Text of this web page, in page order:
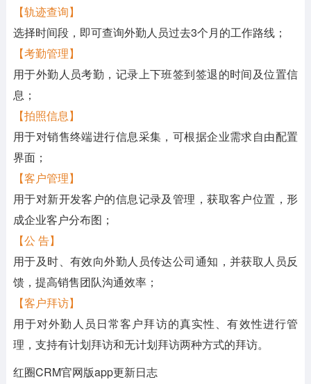
【轨迹查询】
选择时间段，即可查询外勤人员过去3个月的工作路线；
【考勤管理】
用于外勤人员考勤，记录上下班签到签退的时间及位置信
息；
【拍照信息】
用于对销售终端进行信息采集，可根据企业需求自由配置
界面；
【客户管理】
用于对新开发客户的信息记录及管理，获取客户位置，形
成企业客户分布图；
【公 告】
用于及时、有效向外勤人员传达公司通知，并获取人员反
馈，提高销售团队沟通效率；
【客户拜访】
用于对外勤人员日常客户拜访的真实性、有效性进行管
理，支持有计划拜访和无计划拜访两种方式的拜访。
​​​​​​​红圈CRM官网版app更新日志